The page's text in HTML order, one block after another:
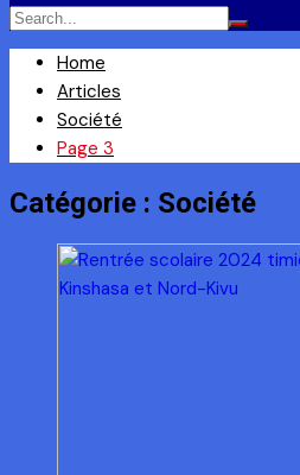
Home
Articles
Société
Page 3
Catégorie : Société